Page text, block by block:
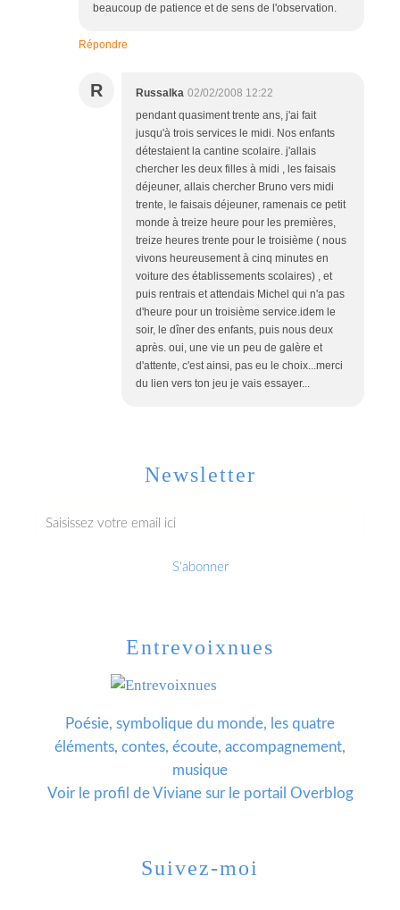
beaucoup de patience et de sens de l'observation.
Répondre
R Russalka 02/02/2008 12:22
pendant quasiment trente ans, j'ai fait
jusqu'à trois services le midi. Nos enfants
détestaient la cantine scolaire. j'allais
chercher les deux filles à midi , les faisais
déjeuner, allais chercher Bruno vers midi
trente, le faisais déjeuner, ramenais ce petit
monde à treize heure pour les premières,
treize heures trente pour le troisième ( nous
vivons heureusement à cinq minutes en
voiture des établissements scolaires) , et
puis rentrais et attendais Michel qui n'a pas
d'heure pour un troisième service.idem le
soir, le dîner des enfants, puis nous deux
après. oui, une vie un peu de galère et
d'attente, c'est ainsi, pas eu le choix...merci
du lien vers ton jeu je vais essayer...
Newsletter
Entrevoixnues
Poésie, symbolique du monde, les quatre
éléments, contes, écoute, accompagnement,
musique
Voir le profil deVivianesur le portail Overblog
Suivez-moi